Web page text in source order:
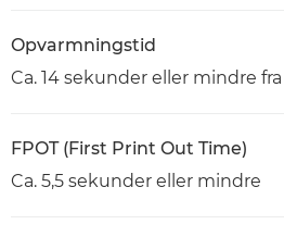
Opvarmningstid
Ca. 14 sekunder eller mindre
FPOT (First Print Out Time)
Ca. 5,5 sekunder eller mindre